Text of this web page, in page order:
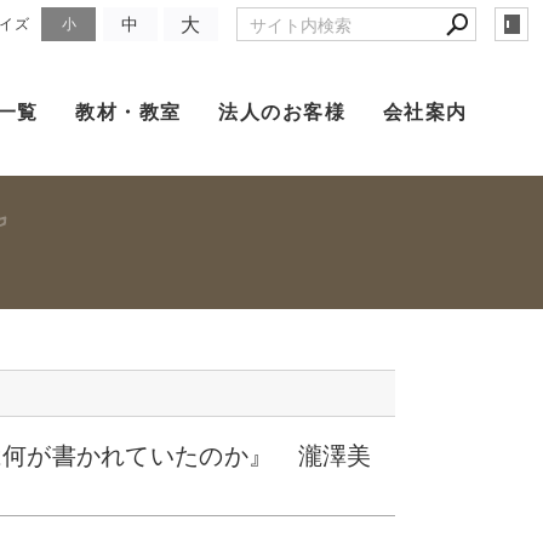
ズ 小 中 大
覧 教材・教室 法人のお客様 会社案内
が書かれていたのか』 瀧澤美